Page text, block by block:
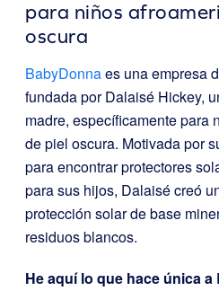
para niños
oscura
BabyDonnaes una empresa
fundada por Dalaisé Hickey,
madre, específicamente para
de piel oscura. Motivada por
para encontrar protectores
para sus hijos, Dalaisé creó
protección solar de base
residuos blancos.
He aquí lo que hace única